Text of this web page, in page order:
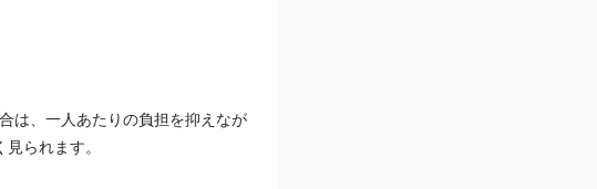
は、一人あたりの負担を抑えなが
られます。